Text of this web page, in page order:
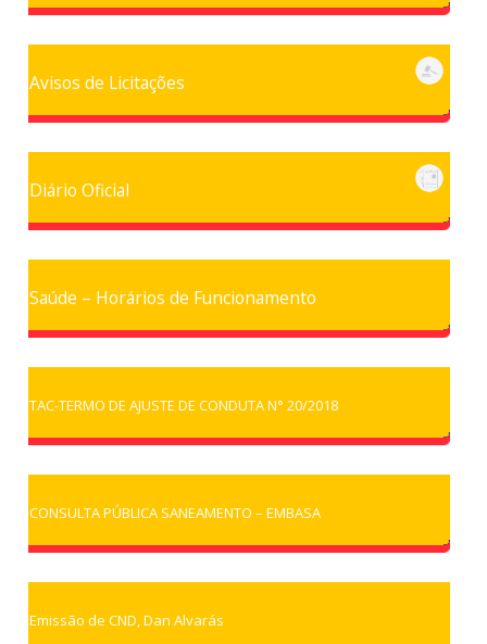
Avisos de Licitações
Diário Oficial
Saúde – Horários de Funcionamento
TAC-TERMO DE AJUSTE DE CONDUTA N° 20/2018
CONSULTA PÚBLICA SANEAMENTO – EMBASA
Emissão de CND, Dan Alvarás